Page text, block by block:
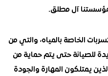
بمؤسستنا آل مطلق.
الخاصة بالمياه، والتي من
للصيانة حتى يتم حماية من
يمتلكون المهارة والجودة